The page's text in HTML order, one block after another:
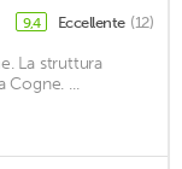
9,4 Eccellente (12)
La struttura
Cogne. ...